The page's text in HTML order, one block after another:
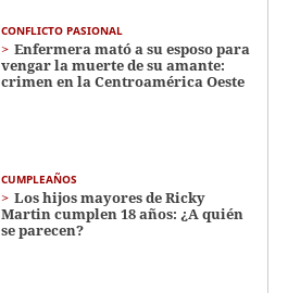
CONFLICTO PASIONAL
Enfermera mató a su esposo para
vengar la muerte de su amante:
crimen en la Centroamérica Oeste
CUMPLEAÑOS
Los hijos mayores de Ricky
Martin cumplen 18 años: ¿A quién
se parecen?